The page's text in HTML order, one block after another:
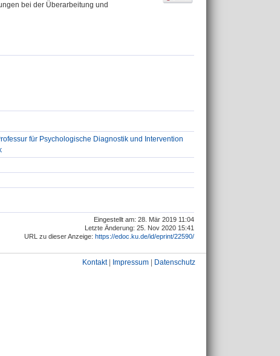
bei der Überarbeitung und
für Psychologische Diagnostik und Intervention
Eingestellt am: 28. Mär 2019 11:04
Letzte Änderung: 25. Nov 2020 15:41
URL zu dieser Anzeige: https://edoc.ku.de/id/eprint/22590/
Kontakt| Impressum Datenschutz